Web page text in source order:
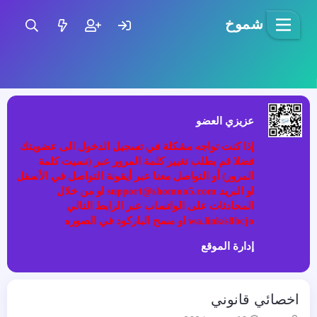
شموخ
عزيزي العضو
إذا كنت تواجه مشكلة في تسجيل الدخول الى عضويتك
فضلا قم بطلب تغيير كلمة المرور عبر (نسيت كلمة
المرور) أو التواصل معنا عبر أيقونة التواصل في الأسفل
او البريد support@shomoo5.com او من خلال
المحادثات على الواتساب عبر الرابط التالي
wa.link/s8bcjo او مسح الباركود في الصوره
إدارة الموقع
اخصائي قانوني